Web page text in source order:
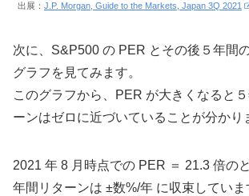
出展： J.P. Morgan, Guide to the Markets, Japan 3Q 2021
次に、S&P500 の PER とその後５年間
グラフを見てみます。
このグラフから、PER が大きくなると
ーンはゼロに近づいていることが分かり
2021 年 8 月時点での PER ＝ 21.3 倍の
年間リターンは ±数%/年 に収束していま